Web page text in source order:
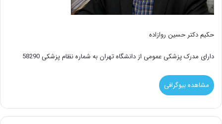
حکیم دکتر حسین روازاده
دارای مدرک پزشکی عمومی از دانشگاه تهران به شماره نظام پزشکی 58290
مشاهده بیوگرافی